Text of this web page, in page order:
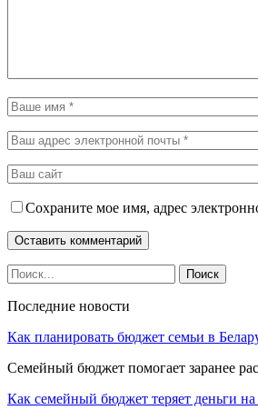
Сохраните мое имя, адрес
Последние новости
Как планировать бюджет семьи в
Семейный бюджет помогает заранее
Как семейный бюджет теряет деньги